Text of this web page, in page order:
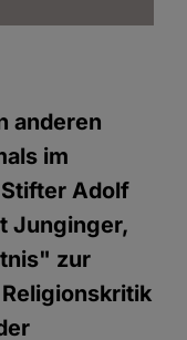
anderen
im
Adolf
Junginger,
zur